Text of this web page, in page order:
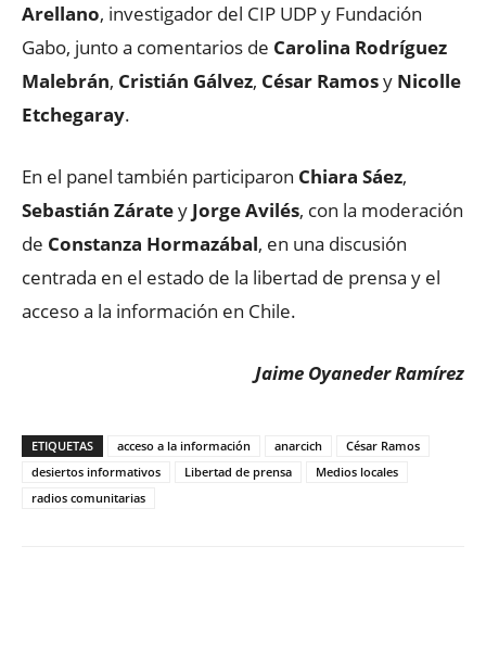
Arellano, investigador del CIP UDP y Fundación
Gabo, junto a comentarios de Carolina Rodríguez
Malebrán, Cristián Gálvez, César Ramosy Nicolle
Etchegaray.
En el panel también participaron Chiara Sáez,
Sebastián Záratey Jorge Avilés, con la moderación
de Constanza Hormazábal, en una discusión
centrada en el estado de la libertad de prensa y el
acceso a la información en Chile.
Jaime Oyaneder Ramírez
ETIQUETAS acceso a la información anarcich
César Ramos
desiertos informativos
Libertad de prensa
Medios locales
radios comunitarias